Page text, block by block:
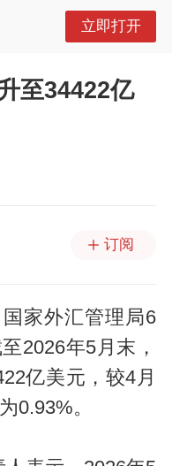
立即打开
至34422亿
订阅
家外汇管理局6
2026年5月末，
亿美元，较4月
0.93%。